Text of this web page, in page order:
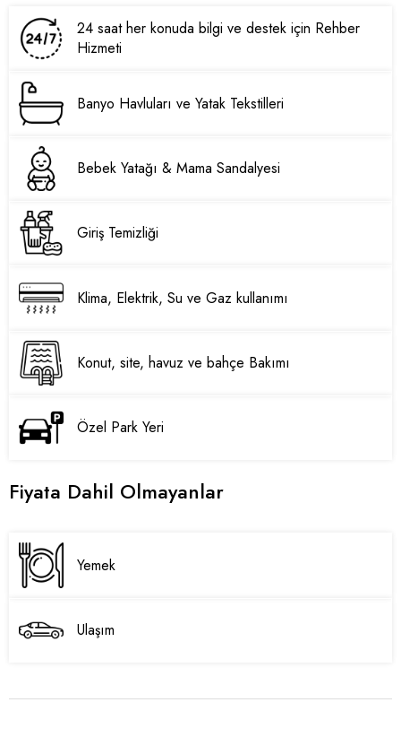
24 saat her konuda bilgi ve destek için Rehber
Hizmeti
Banyo Havluları ve Yatak Tekstilleri
Bebek Yatağı & Mama Sandalyesi
Giriş Temizliği
Klima, Elektrik, Su ve Gaz kullanımı
Konut, site, havuz ve bahçe Bakımı
Özel Park Yeri
Fiyata Dahil Olmayanlar
Yemek
Ulaşım